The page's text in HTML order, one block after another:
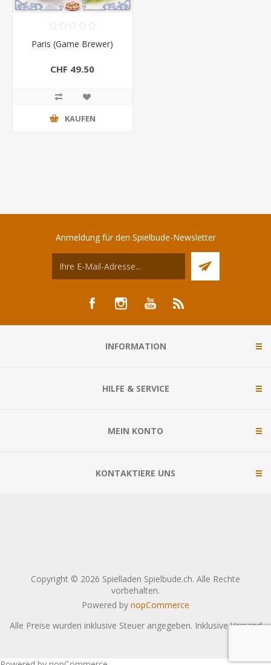
Paris (Game Brewer)
CHF 49.50
KAUFEN
Anmeldung für den Spielbude-Newsletter
INFORMATION
HILFE & SERVICE
MEIN KONTO
KONTAKTIERE UNS
Copyright © 2026 Spielladen Spielbude.ch. Alle Rechte
vorbehalten.
Powered by nopCommerce
Alle Preise wurden inklusive Steuer angegeben. InklusiveVersand